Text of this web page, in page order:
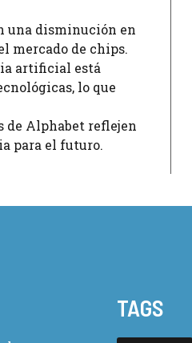
una disminución en
mercado de chips.
artificial está
lo que
de Alphabet reflejen
para el futuro.
TAGS